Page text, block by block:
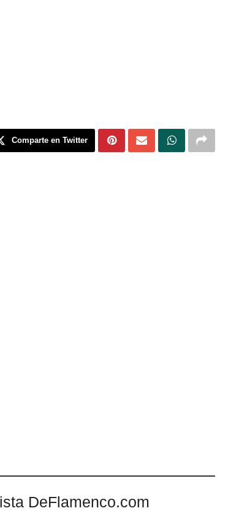
Comparte en Twitter
DeFlamenco.com